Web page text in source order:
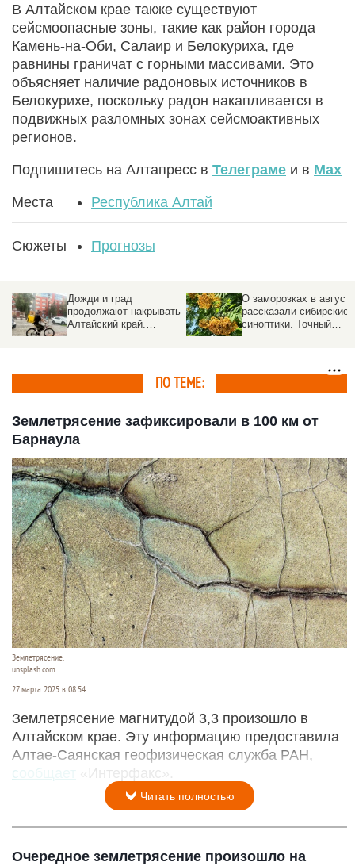
В Алтайском крае также существуют
сейсмоопасные зоны, такие как район города
Камень-на-Оби, Салаир и Белокуриха, где
равнины граничат с горными массивами. Это
объясняет наличие радоновых источников в
Белокурихе, поскольку радон накапливается в
подвижных разломных зонах сейсмоактивных
регионов.
Подпишитесь на Алтапресс в Телеграме и в Max
Места Республика Алтай
Сюжеты Прогнозы
Дожди и град
продолжают накрывать
Алтайский край.
О заморозках в августе
рассказали сибирские
синоптики. Точный
ПО ТЕМЕ:
Землетрясение зафиксировали в 100 км от
Барнаула
Землетрясение.
unsplash.com
27 марта 2025 в 08:54
Землетрясение магнитудой 3,3 произошло в
Алтайском крае. Эту информацию предоставила
Алтае-Саянская геофизическая служба РАН,
сообщает
«Интерфакс».
Читать полностью
Очередное землетрясение произошло на